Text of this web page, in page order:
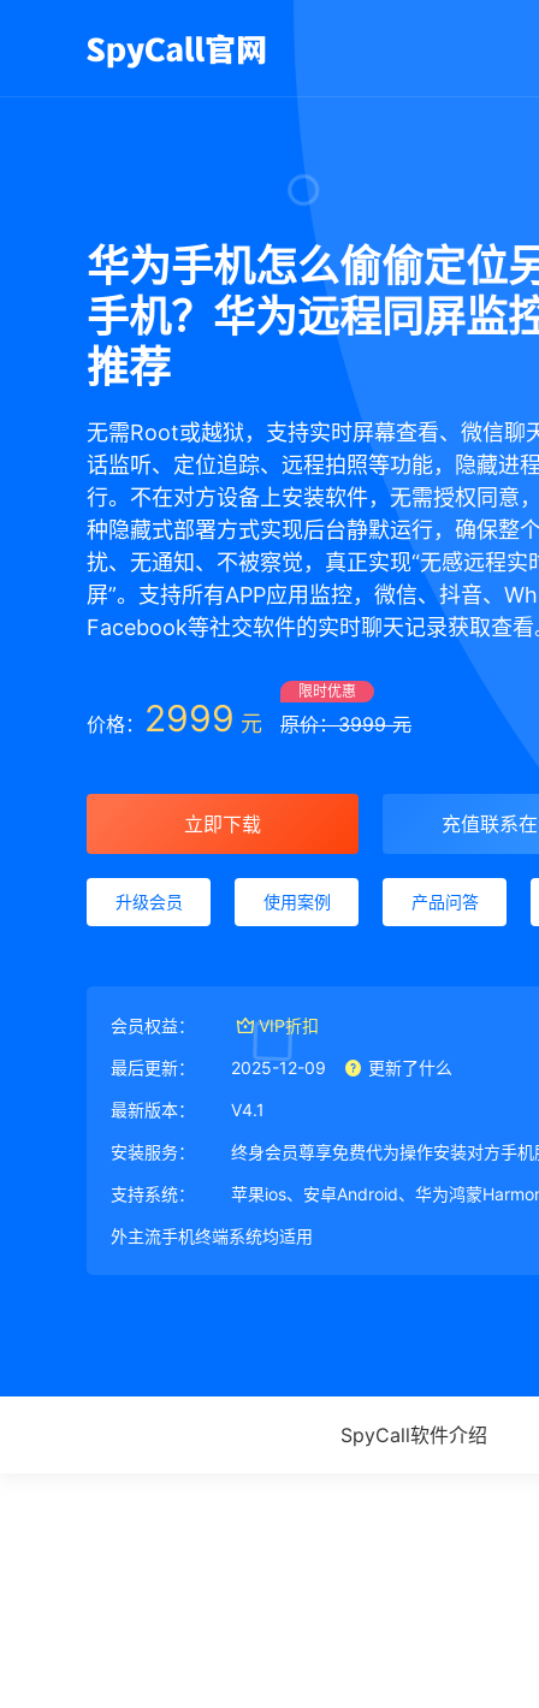
华为手机怎么偷偷定位
手机？华为远程同屏监
推荐
无需Root或越狱，支持实时屏幕查看、微信聊
话监听、定位追踪、远程拍照等功能，隐藏进
行。不在对方设备上安装软件，无需授权同意
种隐藏式部署方式实现后台静默运行，确保整
扰、无通知、不被察觉，真正实现“无感远程实
屏”。支持所有APP应用监控，微信、抖音、
Facebook等社交软件的实时聊天记录获取查看
价格： 2999 元
限时优惠
原价：3999 元
立即下载 充值联系
升级会员 使用案例 产品问答
会员权益： VIP折扣
最后更新： 2025-12-09 更新了什么
最新版本： V4.1
安装服务： 终身会员尊享免费代为操作安装对方手机
支持系统： 苹果ios、安卓Android、华为鸿蒙
外主流手机终端系统均适用
SpyCall软件介绍